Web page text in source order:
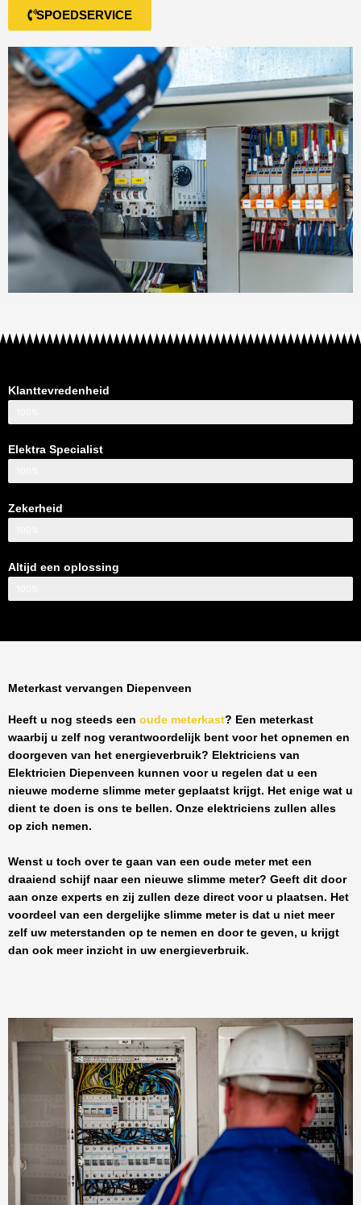
SPOEDSERVICE
Klanttevredenheid
Elektra Specialist
Zekerheid
Altijd een oplossing
Meterkast vervangen Diepenveen
Heeft u nog steeds een oude meterkast? Een meterkast
waarbij u zelf nog verantwoordelijk bent voor het opnemen en
doorgeven van het energieverbruik? Elektriciens van
Elektricien Diepenveen kunnen voor u regelen dat u een
nieuwe moderne slimme meter geplaatst krijgt. Het enige wat u
dient te doen is ons te bellen. Onze elektriciens zullen alles
op zich nemen.
Wenst u toch over te gaan van een oude meter met een
draaiend schijf naar een nieuwe slimme meter? Geeft dit door
aan onze experts en zij zullen deze direct voor u plaatsen. Het
voordeel van een dergelijke slimme meter is dat u niet meer
zelf uw meterstanden op te nemen en door te geven, u krijgt
dan ook meer inzicht in uw energieverbruik.